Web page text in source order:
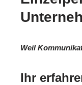
Weil
Ihr